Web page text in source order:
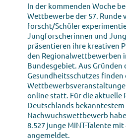
In der kommenden Woche
Wettbewerbe der 57. Runde
forscht/Schüler
Jungforscherinnen und
präsentieren ihre kreativen
den Regionalwettbewerben
Bundesgebiet. Aus Gründen
Gesundheitsschutzes finden
online statt. Für die aktuelle
Deutschlands bekanntestem
Nachwuchswettbewerb
8.527 junge MINT-Talente
angemeldet.